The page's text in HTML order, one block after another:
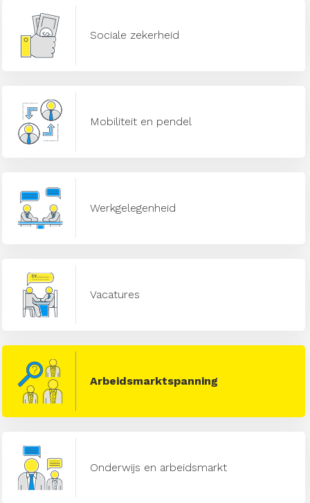
Sociale zekerheid
Mobiliteit en pendel
Werkgelegenheid
Vacatures
Arbeidsmarktspanning
Onderwijs en arbeidsmarkt